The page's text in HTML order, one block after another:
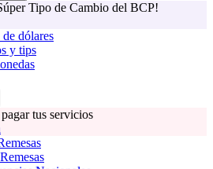
Tipo de Cambio del BCP!
dólares
y tips
tus servicios